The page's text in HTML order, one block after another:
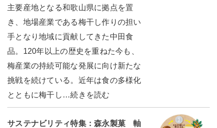
主要産地となる和歌山県に拠点を置
き、地場産業である梅干し作りの担い
手となり地域に貢献してきた中田食
品。120年以上の歴史を重ねた今も、
梅産業の持続可能な発展に向け新たな
挑戦を続けている。近年は食の多様化
とともに梅干し…続きを読む
サステナビリティ特集：森永製菓 軸